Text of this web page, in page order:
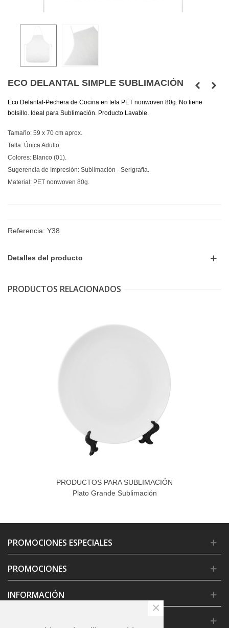
ECO DELANTAL SIMPLE SUBLIMACIÓN
Eco Delantal-Pechera de Cocina en tela PET nonwoven 80g. No tiene
bolsillo. Ideal para Sublimación. Producto Lavable.
Tamaño: 59 x 70 cm aprox.
Talla: Única Adulto.
Colores: Blanco (01).
Sugerencia de Impresión: Sublimación - Serigrafía.
Material: PET nonwoven 80g.
Referencia: Y38
Detalles del producto
PRODUCTOS RELACIONADOS
PRODUCTOS PARA SUBLIMACIÓN
Plato Grande Sublimación
PROMOCIONES ESPECIALES
PROMOCIONES
INFORMACIÓN
×